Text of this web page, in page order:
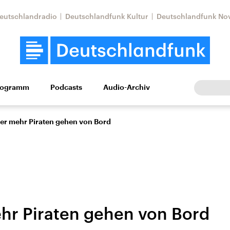
Deutschlandfunk Kultur Deutschlandfunk
Wissen Kultur Europa
Nahostkonflikt
Aktuelle Lage und
Iran
Podcasts Audio-Archiv
mehr Piraten gehen von Bord
Piraten gehen von Bord